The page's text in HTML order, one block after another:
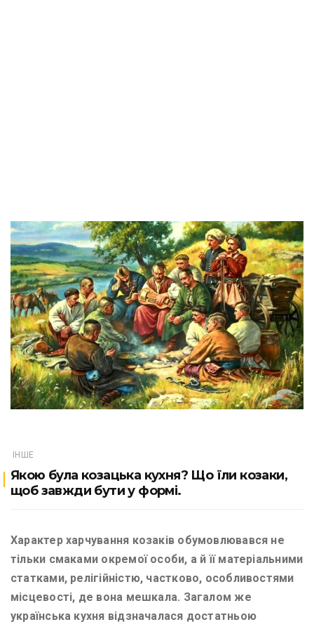
ІНШЕ
Якою була козацька кухня? Що їли козаки,
щоб завжди бути у формі.
Характер харчування козаків обумовлювався не
тільки смаками окремої особи, а й її матеріальними
статками, релігійністю, частково, особливостями
місцевості, де вона мешкала. Загалом же
українська кухня відзначалася достатньою